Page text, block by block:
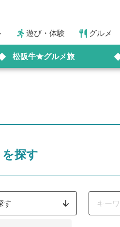
遊び・体験 グルメ
松阪牛★グルメ旅
探す
す